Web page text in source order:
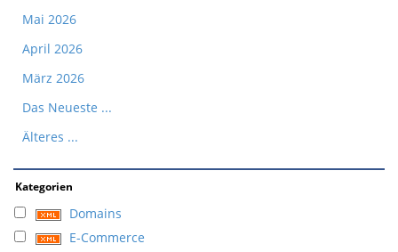
Mai 2026
April 2026
März 2026
Das Neueste ...
Älteres ...
Kategorien
Domains
E-Commerce